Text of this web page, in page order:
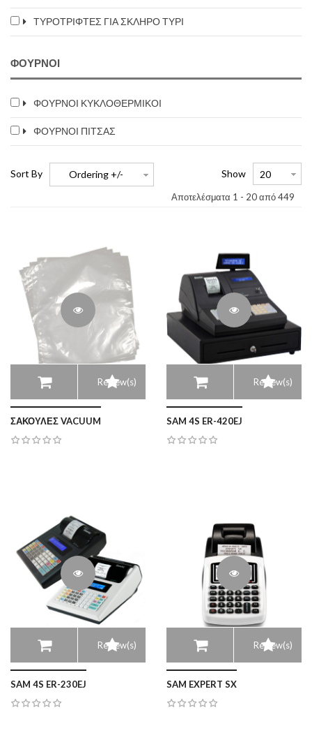
ΤΥΡΟΤΡΙΦΤΕΣ ΓΙΑ ΣΚΛΗΡΟ ΤΥΡΙ
ΦΟΥΡΝΟΙ
ΦΟΥΡΝΟΙ ΚΥΚΛΟΘΕΡΜΙΚΟΙ
ΦΟΥΡΝΟΙ ΠΙΤΣΑΣ
Sort By Ordering +/- Show
Αποτελέσματα 1 - 20 από 449
Review(s)
ΣΑΚΟΥΛΕΣ VACUUM
Review(s)
SAM 4S ER-420EJ
Review(s)
SAM 4S ER-230EJ
Review(s)
SAM EXPERT SX